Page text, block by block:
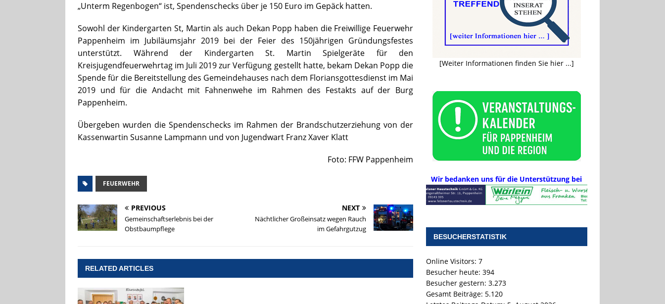
„Unterm Regenbogen“ ist, Spendenschecks über je 150 Euro im Gepäck hatten.
Sowohl der Kindergarten St, Martin als auch Dekan Popp haben die Freiwillige Feuerwehr
Pappenheim im Jubiläumsjahr 2019 bei der Feier des 150jährigen Gründungsfestes
unterstützt. Während der Kindergarten St. Martin Spielgeräte für den
Kreisjugendfeuerwehrtag im Juli 2019 zur Verfügung gestellt hatte, bekam Dekan Popp die
Spende für die Bereitstellung des Gemeindehauses nach dem Floriansgottesdienst im Mai
2019 und für die Andacht mit Fahnenwehe im Rahmen des Festakts auf der Burg
Pappenheim.
Übergeben wurden die Spendenschecks im Rahmen der Brandschutzerziehung von der
Kassenwartin Susanne Lampmann und von Jugendwart Franz Xaver Klatt
Foto: FFW Pappenheim
FEUERWEHR
PREVIOUS
Gemeinschaftserlebnis bei der
Obstbaumpflege
NEXT
Nächtlicher Großeinsatz wegen Rauch
im Gefahrgutzug
RELATED ARTICLES
[Weiter Informationen finden Sie hier ...]
Wir bedanken uns für die Unterstützung bei
BESUCHERSTATISTIK
Online Visitors: 7
Besucher heute: 394
Besucher gestern: 3.273
Gesamt Beiträge: 5.120